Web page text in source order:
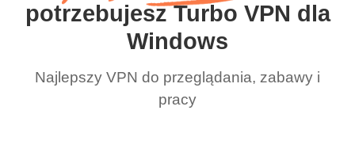
potrzebujesz Turbo VPN dla
Windows
Najlepszy VPN do przeglądania, zabawy i
pracy